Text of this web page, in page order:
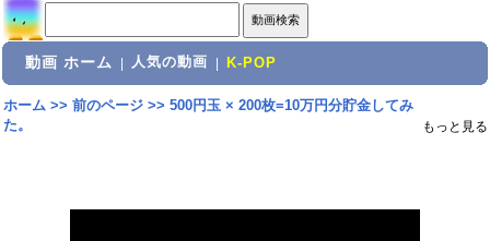
動画 ホーム 人気の動画 K-POP
ホーム>> 前のページ>> 500円玉 × 200枚=10万円分貯金してみ
た。
もっと見る